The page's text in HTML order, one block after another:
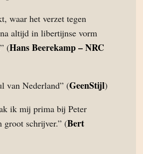
waar het verzet tegen
altijd in libertijnse vorm
(Hans Beerekamp – NRC
van Nederland” (GeenStijl)
ik mij prima bij Peter
groot schrijver.” (Bert